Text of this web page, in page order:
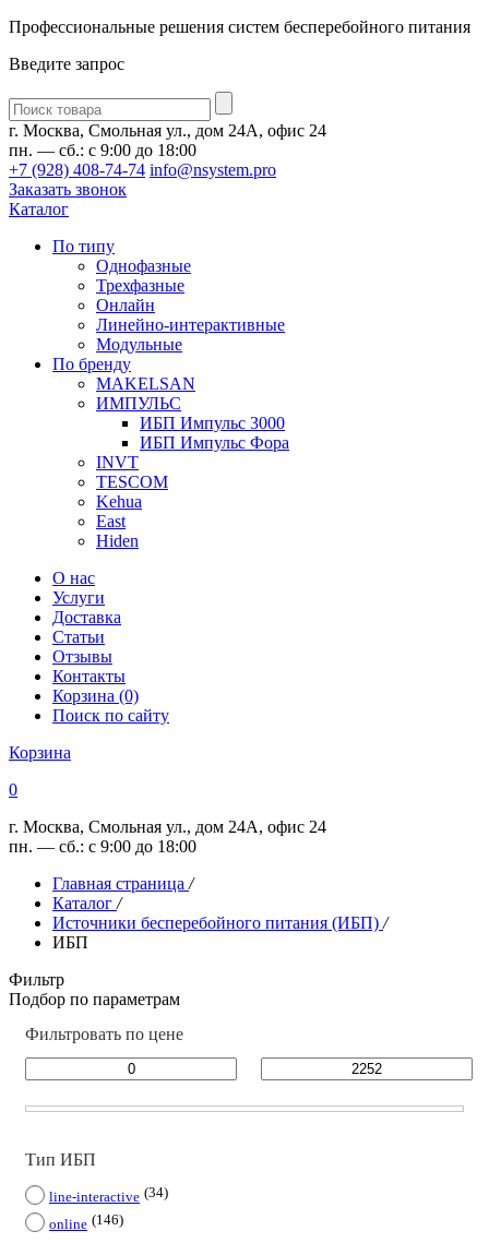
Профессиональные решения систем бесперебойного питания
Введите запрос
Введите
запрос
г. Москва, Смольная ул., дом 24А, офис 24
пн. — сб.: с 9:00 до 18:00
+7 (928) 408-74-74 info@nsystem.pro
Заказать звонок
Каталог
По типу
Однофазные
Трехфазные
Онлайн
Линейно-интерактивные
Модульные
По бренду
MAKELSAN
ИМПУЛЬС
ИБП Импульс 3000
ИБП Импульс Фора
INVT
TESCOM
Kehua
East
Hiden
О нас
Услуги
Доставка
Статьи
Отзывы
Контакты
Корзина (0)
Поиск по сайту
Корзина
0
г. Москва, Смольная ул., дом 24А, офис 24
пн. — сб.: с 9:00 до 18:00
Главная страница /
Каталог /
Источники бесперебойного питания (ИБП) /
ИБП
Фильтр
Подбор по параметрам
Фильтровать по цене
Тип ИБП
line-interactive 34
online 146